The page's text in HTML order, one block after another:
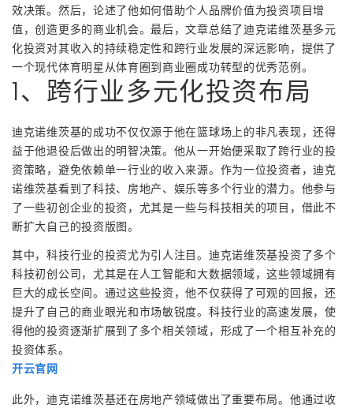
效决策。然后，论述了他如何借助个人品牌价值为投资项目增
值，创造更多的商业机会。最后，文章总结了迪克诺维茨基多元
化投资对其收入的持续稳定性和跨行业发展的深远影响，提供了
一个现代体育明星从体育圈到商业圈成功转型的优秀范例。
1、跨行业多元化投资布局
迪克诺维茨基的成功不仅仅源于他在篮球场上的非凡表现，还得
益于他退役后做出的明智决策。他从一开始便采取了跨行业的投
资策略，避免依赖单一行业的收入来源。作为一位投资者，迪克
诺维茨基看到了科技、房地产、娱乐等多个行业的潜力。他参与
了一些初创企业的投资，尤其是一些与科技相关的项目，借此不
断扩大自己的投资版图。
其中，科技行业的投资尤为引人注目。迪克诺维茨基投资了多个
科技初创公司，尤其是在人工智能和大数据领域，这些领域拥有
巨大的成长空间。通过这些投资，他不仅获得了可观的回报，还
提升了自己的商业眼光和市场敏锐度。科技行业的高速发展，使
得他的投资逐渐扩展到了多个相关领域，形成了一个相互补充的
投资体系。
开云官网
此外，迪克诺维茨基还在房地产领域做出了重要布局。他通过收